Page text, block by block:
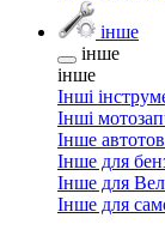
інше
інше
інше
Інші
Інші
Інше
Інше для
Інше для
Інше для